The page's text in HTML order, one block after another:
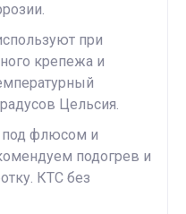
при
крепежа и
Цельсия.
флюсом и
подогрев и
КТС без